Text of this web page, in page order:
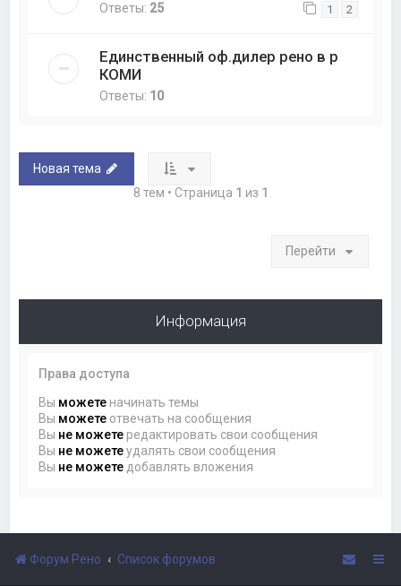
Ответы: 25 1 2
Единственный оф.дилер рено в р
КОМИ
Ответы: 10
Новая тема
8 тем • Страница 1 из 1
Перейти
Информация
Права доступа
Вы можете начинать темы
Вы можете отвечать на сообщения
Вы не можете редактировать свои сообщения
Вы не можетеудалять свои сообщения
Вы не можете добавлять вложения
Форум Рено Список форумов